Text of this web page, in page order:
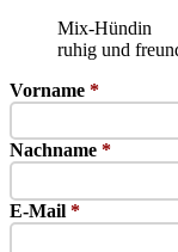
Mix-Hündin
ruhig und
Vorname *
Nachname *
E-Mail *